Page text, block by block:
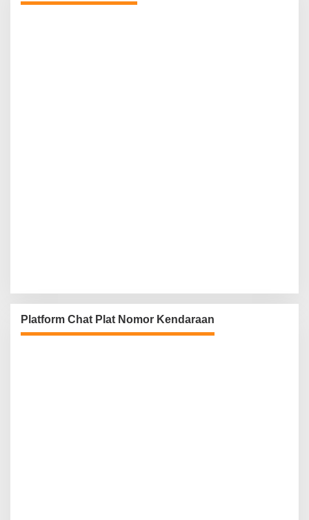
Platform Chat Plat Nomor Kendaraan